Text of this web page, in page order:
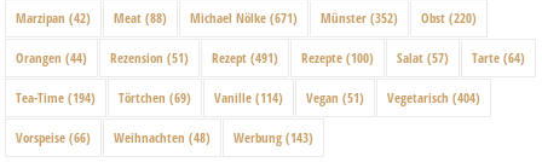
Marzipan (42) Meat (88) Michael Nölke (671) Münster (352) Obst (220)
Orangen (44) Rezension (51) Rezept (491) Rezepte (100) Salat (57) Tarte (64)
Tea-Time (194) Törtchen (69) Vanille (114) Vegan (51) Vegetarisch (404)
Vorspeise (66) Weihnachten (48) Werbung (143)